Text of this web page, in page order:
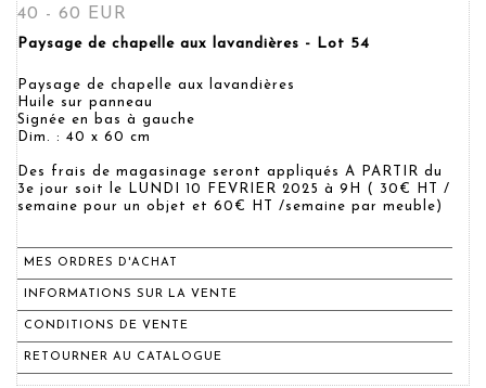
40 - 60 EUR
Paysage de chapelle aux lavandières - Lot 54
Paysage de chapelle aux lavandières
Huile sur panneau
Signée en bas à gauche
Dim. : 40 x 60 cm
Des frais de magasinage seront appliqués A PARTIR du
3e jour soit le LUNDI 10 FEVRIER 2025 à 9H ( 30€ HT /
semaine pour un objet et 60€ HT /semaine par meuble)
MES ORDRES D'ACHAT
INFORMATIONS SUR LA VENTE
CONDITIONS DE VENTE
RETOURNER AU CATALOGUE